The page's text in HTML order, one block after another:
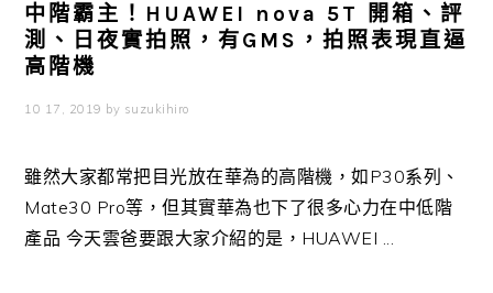
中階霸主！HUAWEI nova 5T 開箱、評
測、日夜實拍照，有GMS，拍照表現直逼
高階機
10 17, 2019 by suzukihiro
雖然大家都常把目光放在華為的高階機，如P30系列、
Mate30 Pro等，但其實華為也下了很多心力在中低階
產品 今天雲爸要跟大家介紹的是，HUAWEI ...